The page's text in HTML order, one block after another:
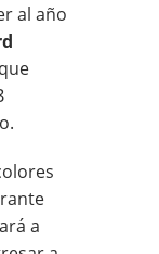
al año
a